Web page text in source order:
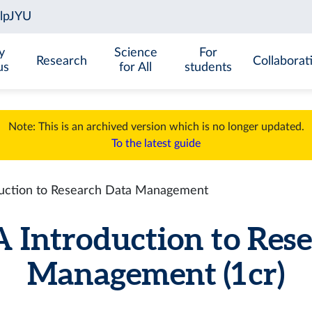
Research
Science
for All
For
students
Note: This is an archived version which is no longer updated.
To the latest guide
to Research Data Management
Introduction to
Management (1 cr)